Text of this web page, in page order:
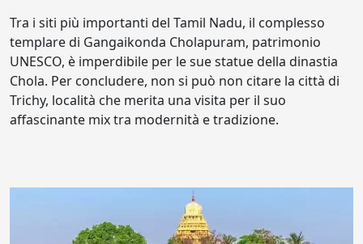
Tra i siti più importanti del Tamil Nadu, il complesso
templare di Gangaikonda Cholapuram, patrimonio
UNESCO, è imperdibile per le sue statue della dinastia
Chola. Per concludere, non si può non citare la città di
Trichy, località che merita una visita per il suo
affascinante mix tra modernità e tradizione.